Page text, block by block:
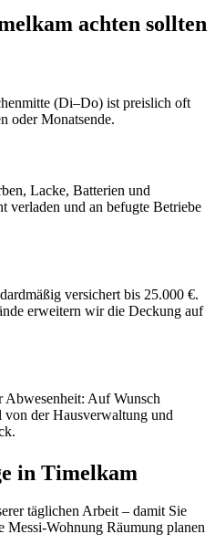
achten sollten
(Di–Do) ist preislich oft
oder Monatsende.
Lacke, Batterien und
verladen und an befugte Betriebe
versichert bis 25.000 €.
erweitern wir die Deckung auf
Abwesenheit: Auf Wunsch
von der Hausverwaltung und
in Timelkam
täglichen Arbeit – damit Sie
Messi-Wohnung Räumung planen